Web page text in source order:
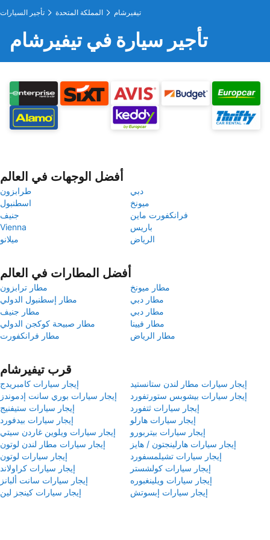
تأجير السيارات المملكة المتحدة تيفيرشام
تأجير سيارة في تيفيرشام
أفضل الوجهات في العالم
طرابزون
دبي
اسطنبول
ميونخ
جنيف
فرانكفورت ماين
Vienna
باريس
ميلانو
الرياض
أفضل المطارات في العالم
مطار ترابزون
مطار ميونخ
مطار إسطنبول الدولي
مطار دبي
مطار جنيف
مطار دبي
مطار صبيحة كوكجن الدولي
مطار فيينا
مطار فرانكفورت
مطار الرياض
قرب تيفيرشام
إيجار سيارات كامبريدج
إيجار سيارات مطار لندن ستانستيد
إيجار سيارات بوري سانت إدموندز
إيجار سيارات بيشوبس ستورتفورد
إيجار سيارات ستيفنيج
إيجار سيارات ثتفورد
إيجار سيارات بيدفورد
إيجار سيارات هارلو
إيجار سيارات ويلوين غاردن سيتي
إيجار سيارات بيتربورو
إيجار سيارات مطار لندن لوتون
إيجار سيارات هارلينجتون / هايز
إيجار سيارات لوتون
إيجار سيارات تشيلمسفورد
إيجار سيارات كراولاند
إيجار سيارات كولشستر
إيجار سيارات سانت ألبانز
إيجار سيارات ويلينغبوره
إيجار سيارات كينجز لين
إيجار سيارات إبسوتش